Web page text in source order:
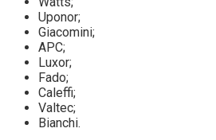
Uponor;
Giacomini;
APC;
Luxor;
Fado;
Caleffi;
Valtec;
Bianchi.